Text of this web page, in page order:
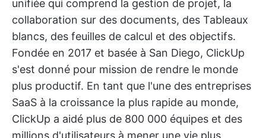
unifiée qui comprend la gestion de projet, la
collaboration sur des documents, des Tableaux
blancs, des feuilles de calcul et des objectifs.
Fondée en 2017 et basée à San Diego, ClickUp
s'est donné pour mission de rendre le monde
plus productif. En tant que l'une des entreprises
SaaS à la croissance la plus rapide au monde,
ClickUp a aidé plus de 800 000 équipes et des
millions d'utilisateurs à mener une vie plus